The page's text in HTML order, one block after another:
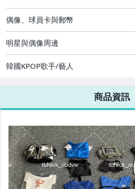
[全店] 周年慶
偶像、球員卡與郵幣
明星與偶像周邊
韓國KPOP歌手/藝人
商品資訊